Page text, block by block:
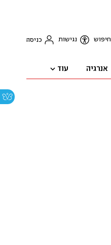
חיפוש נגישות כניסה
אנרגיה עוד